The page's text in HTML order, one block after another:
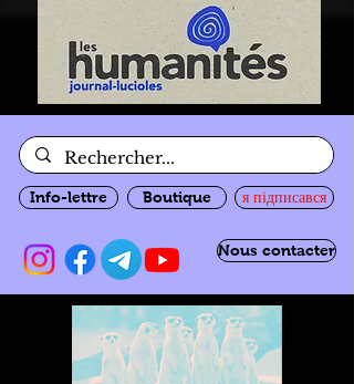
Info-lettre Boutique я підписався
Nous contacter